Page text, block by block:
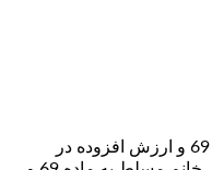
استخدام حسابدار خانم مسلط به ماده 69 و ارزش افزوده در